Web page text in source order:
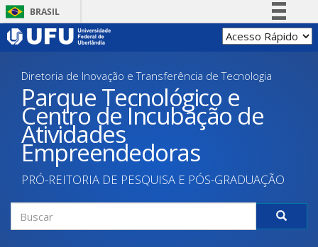
Pular
para
BRASIL
Simplifique!
Participe
Acesso à informação
Legislação
Diretoria de Inovação e Transferência de Tecnologia
Parque Tecnológico e
Centro de Incubação de
Atividades
Empreendedoras
PRÓ-REITORIA DE PESQUISA E PÓS-GRADUAÇÃO
Formulário
de